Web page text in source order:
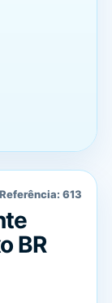
Referência: 613
BR